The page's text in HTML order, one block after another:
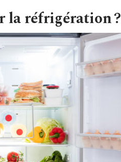
la réfrigération ?